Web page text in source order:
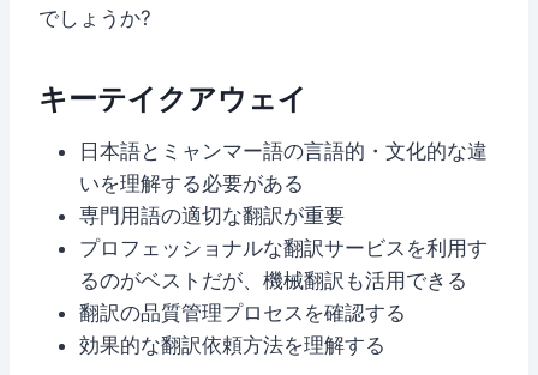
でしょうか?
キーテイクアウェイ
日本語とミャンマー語の言語的・文化的な違
いを理解する必要がある
専門用語の適切な翻訳が重要
プロフェッショナルな翻訳サービスを利用す
るのがベストだが、機械翻訳も活用できる
翻訳の品質管理プロセスを確認する
効果的な翻訳依頼方法を理解する